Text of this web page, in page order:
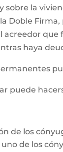
sobre la
Doble
acreedor
haya
puede
de los
uno de los